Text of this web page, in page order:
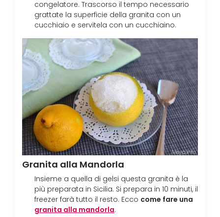
congelatore. Trascorso il tempo necessario
grattate la superficie della granita con un
cucchiaio e servitela con un cucchiaino.
Granita alla Mandorla
Insieme a quella di gelsi questa granita è la
più preparata in Sicilia. Si prepara in 10 minuti, il
freezer farà tutto il resto. Ecco come fare una
granita alla mandorla.